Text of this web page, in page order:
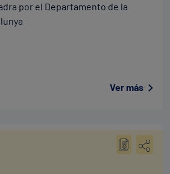
por el Departamento de la
Ver más